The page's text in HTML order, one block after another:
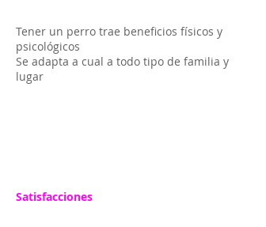
Tener un perro trae beneficios físicos y
psicológicos
Se adapta a cual a todo tipo de familia y
lugar
Satisfacciones